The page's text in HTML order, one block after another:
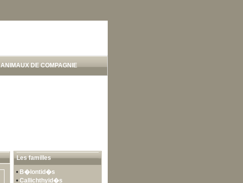
ANIMAUX DE COMPAGNIE
Les familles
• B�lontid�s
•Callichthyid�s